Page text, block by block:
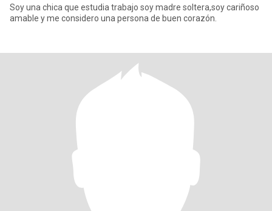
Soy una chica que estudia trabajo soy madre soltera,soy cariñoso
amable y me considero una persona de buen corazón.